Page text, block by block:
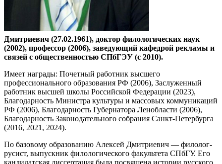
Дмитриевич (27.02.1961), доктор филологических наук
(2002), профессор (2006), заведующий кафедрой рекламы и
связей с общественностью СПбГЭУ (с 2010).
Имеет награды: Почетный работник высшего
профессионального образования РФ (2006), Заслуженный
работник высшей школы Российской Федерации (2023),
Благодарность Министра культуры и массовых коммуникаций
РФ (2006), Благодарность Губернатора Ленобласти (2006),
Благодарность Законодательного собрания Санкт-Петербурга
(2016, 2021, 2024).
По базовому образованию Алексей Дмитриевич — филолог-
русист, выпускник филологического факультета СПбГУ. Его
кандидатская диссертация была посвящена истории русского